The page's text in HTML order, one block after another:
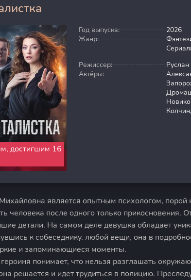
достигшим 16
Год выпуска:
2026
Жанр:
Режиссер:
Актёры:
является опытным психологом, порой
человека после одного только прикосновения.
детали. На самом деле девушка обладает
к собеседнику, любой вещи, она в
и запоминающиеся моменты.
понимает, что нельзя разглашать
решается и идет трудиться в полицию.